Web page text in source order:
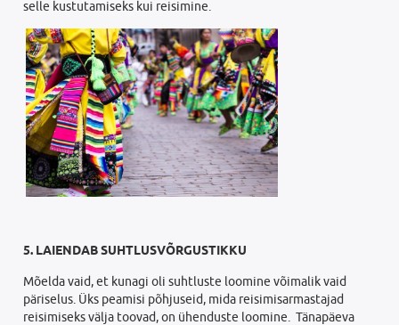
selle kustutamiseks kui reisimine.
5. LAIENDAB SUHTLUSVÕRGUSTIKKU
Mõelda vaid, et kunagi oli suhtluste loomine võimalik vaid
päriselus. Üks peamisi põhjuseid, mida reisimisarmastajad
reisimiseks välja toovad, on ühenduste loomine. Tänapäeva